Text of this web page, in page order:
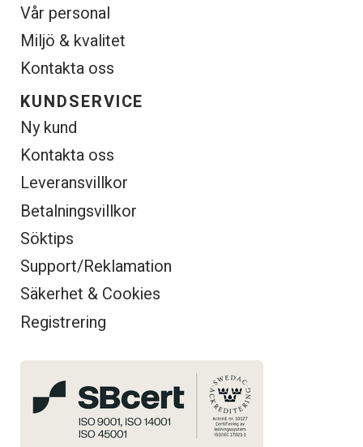
Vår personal
Miljö & kvalitet
Kontakta oss
KUNDSERVICE
Ny kund
Kontakta oss
Leveransvillkor
Betalningsvillkor
Söktips
Support/Reklamation
Säkerhet & Cookies
Registrering